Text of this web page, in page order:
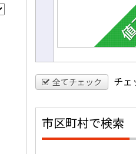
全てチェック チェ
市区町村で検索